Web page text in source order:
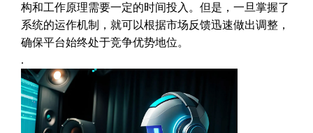
构和工作原理需要一定的时间投入。但是，一旦掌握了
系统的运作机制，就可以根据市场反馈迅速做出调整，
确保平台始终处于竞争优势地位。
.